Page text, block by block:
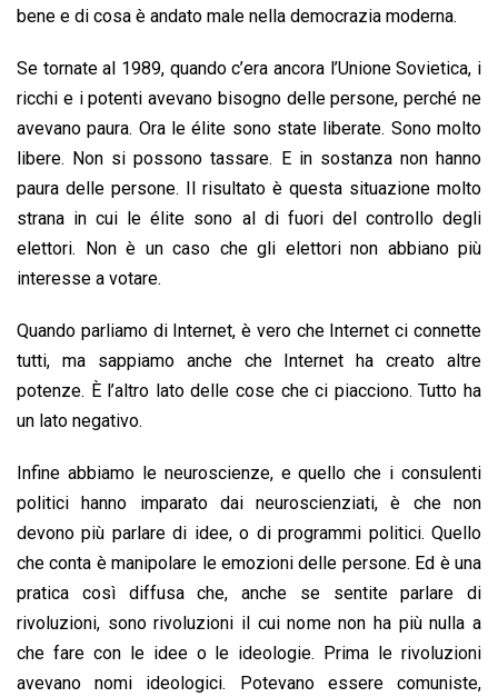
bene e di cosa è andato male nella democrazia moderna.
Se tornate al 1989, quando c’era ancora l’Unione Sovietica, i
ricchi e i potenti avevano bisogno delle persone, perché ne
avevano paura. Ora le élite sono state liberate. Sono molto
libere. Non si possono tassare. E in sostanza non hanno
paura delle persone. Il risultato è questa situazione molto
strana in cui le élite sono al di fuori del controllo degli
elettori. Non è un caso che gli elettori non abbiano più
interesse a votare.
Quando parliamo di Internet, è vero che Internet ci connette
tutti, ma sappiamo anche che Internet ha creato altre
potenze. È l’altro lato delle cose che ci piacciono. Tutto ha
un lato negativo.
Infine abbiamo le neuroscienze, e quello che i consulenti
politici hanno imparato dai neuroscienziati, è che non
devono più parlare di idee, o di programmi politici. Quello
che conta è manipolare le emozioni delle persone. Ed è una
pratica così diffusa che, anche se sentite parlare di
rivoluzioni, sono rivoluzioni il cui nome non ha più nulla a
che fare con le idee o le ideologie. Prima le rivoluzioni
avevano nomi ideologici. Potevano essere comuniste,